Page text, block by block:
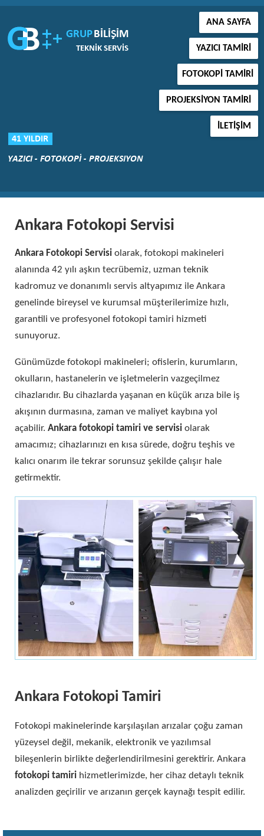
ANA SAYFA
YAZICI TAMIRI
FOTOKOPI TAMIRI
PROJEKSIYON TAMIRI
İLETIŞIM
Ankara Fotokopi Servisi
Ankara Fotokopi Servisi olarak, fotokopi makineleri
alanında 42 yılı aşkın tecrübemiz, uzman teknik
kadromuz ve donanımlı servis altyapımız ile Ankara
genelinde bireysel ve kurumsal müşterilerimize hızlı,
garantili ve profesyonel fotokopi tamiri hizmeti
sunuyoruz.
Günümüzde fotokopi makineleri; ofislerin, kurumların,
okulların, hastanelerin ve işletmelerin vazgeçilmez
cihazlarıdır. Bu cihazlarda yaşanan en küçük arıza bile iş
akışının durmasına, zaman ve maliyet kaybına yol
açabilir. Ankara fotokopi tamiri ve servisi olarak
amacımız; cihazlarınızı en kısa sürede, doğru teşhis ve
kalıcı onarım ile tekrar sorunsuz şekilde çalışır hale
getirmektir.
Ankara Fotokopi Tamiri
Fotokopi makinelerinde karşılaşılan arızalar çoğu zaman
yüzeysel değil, mekanik, elektronik ve yazılımsal
bileşenlerin birlikte değerlendirilmesini gerektirir. Ankara
fotokopi tamiri hizmetlerimizde, her cihaz detaylı teknik
analizden geçirilir ve arızanın gerçek kaynağı tespit edilir.